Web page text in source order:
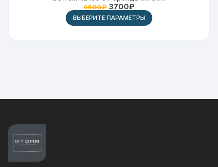
4600₽ 3700₽
ВЫБЕРИТЕ ПАРАМЕТРЫ